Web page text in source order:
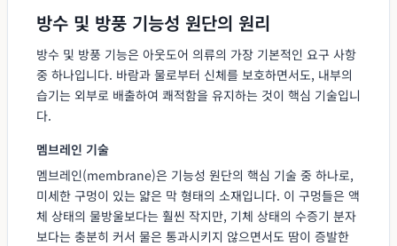
방수 및 방풍 기능성 원단의 원리
방수 및 방풍 기능은 아웃도어 의류의 가장 기본적인 요구 사항
중 하나입니다. 바람과 물로부터 신체를 보호하면서도, 내부의
습기는 외부로 배출하여 쾌적함을 유지하는 것이 핵심 기술입니
다.
멤브레인 기술
멤브레인(membrane)은 기능성 원단의 핵심 기술 중 하나로,
미세한 구멍이 있는 얇은 막 형태의 소재입니다. 이 구멍들은 액
체 상태의 물방울보다는 훨씬 작지만, 기체 상태의 수증기 분자
보다는 충분히 커서 물은 통과시키지 않으면서도 땀이 증발한